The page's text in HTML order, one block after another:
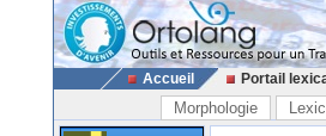
Accueil Portail
Morphologie